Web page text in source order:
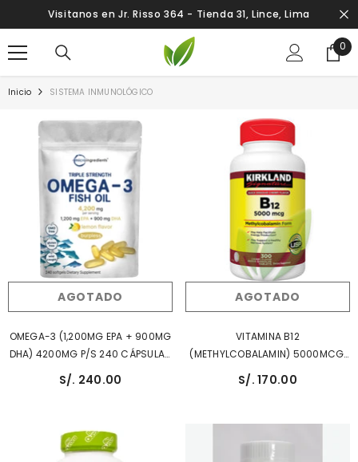
SALTAR AL CONTENIDO
Visitanos en Jr. Risso 364 - Tienda 31, Lince, Lima
0
0
Inicio SISTEMA INMUNOLÓGICO
AGOTADO
OMEGA-3 (1,200MG EPA + 900MG
DHA) 4200MG P/S 240 CÁPSULAS
| Cerebro, Antiinflamatorio,
Depresión, Vista, Diabetes.
S/. 240.00
AGOTADO
VITAMINA B12
(METHYLCOBALAMIN) 5000MCG,
300 TABLETAS SUBLINGUALES |
Anemia, Estado De Ánimo,
Corazón.
S/. 170.00